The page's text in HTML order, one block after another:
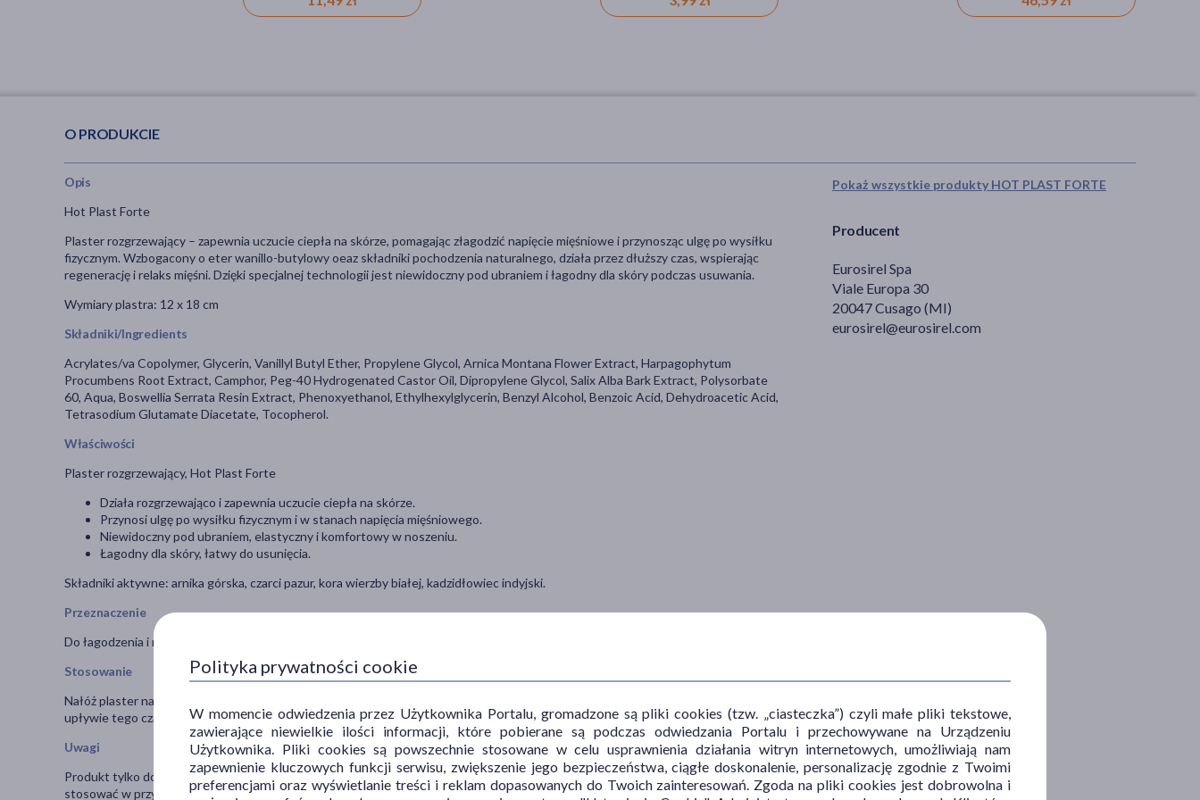
O PRODUKCIE
Pokaż wszystkie produkty HOT PLAST FORTE
Producent
Eurosirel Spa
Viale Europa 30
20047 Cusago (MI)
eurosirel@eurosirel.com
Opis
Hot Plast Forte
Plaster rozgrzewający – zapewnia uczucie ciepła na skórze, pomagając złagodzić napięcie mięśniowe i przynosząc ulgę po wysiłku
fizycznym. Wzbogacony o eter wanillo-butylowy oeaz składniki pochodzenia naturalnego, działa przez dłuższy czas, wspierając
regenerację i relaks mięśni. Dzięki specjalnej technologii jest niewidoczny pod ubraniem i łagodny dla skóry podczas usuwania.
Wymiary plastra: 12 x 18 cm
Składniki/Ingredients
Acrylates/va Copolymer, Glycerin, Vanillyl Butyl Ether, Propylene Glycol, Arnica Montana Flower Extract, Harpagophytum
Procumbens Root Extract, Camphor, Peg-40 Hydrogenated Castor Oil, Dipropylene Glycol, Salix Alba Bark Extract, Polysorbate
60, Aqua, Boswellia Serrata Resin Extract, Phenoxyethanol, Ethylhexylglycerin, Benzyl Alcohol, Benzoic Acid, Dehydroacetic Acid,
Tetrasodium Glutamate Diacetate, Tocopherol.
Właściwości
Plaster rozgrzewający, Hot Plast Forte
Działa rozgrzewająco i zapewnia uczucie ciepła na skórze.
Przynosi ulgę po wysiłku fizycznym i w stanach napięcia mięśniowego.
Niewidoczny pod ubraniem, elastyczny i komfortowy w noszeniu.
Łagodny dla skóry, łatwy do usunięcia.
Składniki aktywne: arnika górska, czarci pazur, kora wierzby białej, kadzidłowiec indyjski.
Przeznaczenie
Do łagodzenia i redukcji napięcia nagromadzonego w ciągu dnia lub po wysiłku fizycznym.
Stosowanie
Nałóż plaster na skórę i odczekaj 10-15 minut, by poczuć efekt ogrzewania. Pozostaw plaster na skórze maksymalnie do 24h. Po
upływie tego czasu, wymień plaster na nowy.
Uwagi
Produkt tylko do jednorazowego użytku zewnętrznego. Stosować wyłącznie na oczyszczoną, suchą i nieuszkodzoną skórę. Nie
stosować w przypadku uczulenia na którykolwiek ze składników. Przechowywać poza zasięgiem dzieci. Nie nakładać na zmiany
Polityka prywatności cookie
W momencie odwiedzenia przez Użytkownika Portalu, gromadzone są pliki cookies (tzw. „ciasteczka”) czyli małe pliki tekstowe,
zawierające niewielkie ilości informacji, które pobierane są podczas odwiedzania Portalu i przechowywane na Urządzeniu
Użytkownika. Pliki cookies są powszechnie stosowane w celu usprawnienia działania witryn internetowych, umożliwiają nam
zapewnienie kluczowych funkcji serwisu, zwiększenie jego bezpieczeństwa, ciągłe doskonalenie, personalizację zgodnie z Twoimi
preferencjami oraz wyświetlanie treści i reklam dopasowanych do Twoich zainteresowań. Zgoda na pliki cookies jest dobrowolna i